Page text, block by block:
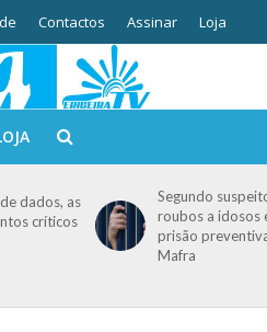
Contactos Assinar Loja
dados, as
críticos
Segundo
roubos a idosos
prisão
Mafra